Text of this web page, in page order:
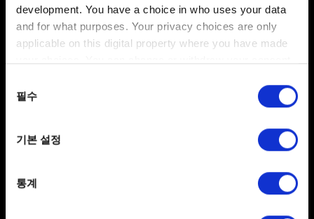
development. You have a choice in who uses your data
and for what purposes. Your privacy choices are only
applicable on this digital property where you have made
the Privacy trigger icon.
Collect information about your geographical
Identify your device by actively scanning it for
선택
필수
기본 설정
통계
도움이 필요하신가요?
GOG.COM에 로그인 하여 문의해주세요!